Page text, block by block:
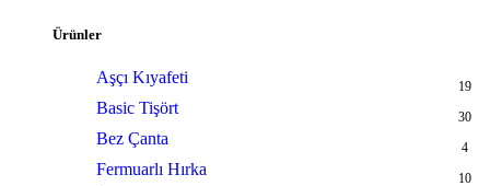
Ürünler
Aşçı Kıyafeti 19
Basic Tişört 30
Bez Çanta 4
Fermuarlı Hırka 10